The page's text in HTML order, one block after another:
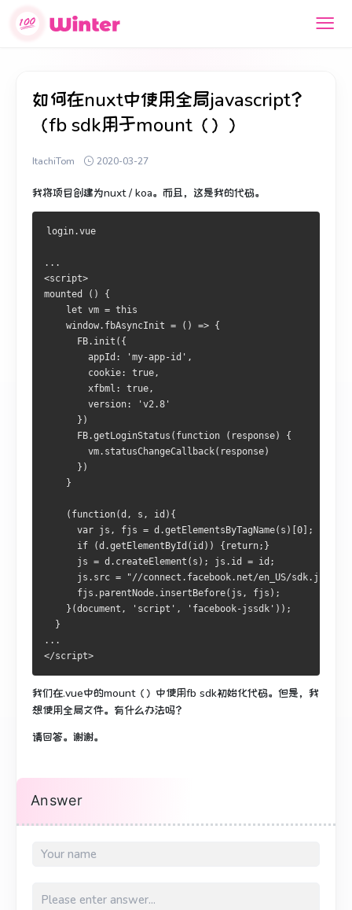
如何在nuxt中使用全局javascript？
（fb sdk用于mount（））
ItachiTom 2020-03-27
我将项目创建为nuxt / koa。 而且，这是我的代码。
login.vue
...
<script>
mounted () {
    let vm = this
    window.fbAsyncInit = () => {
      FB.init({
        appId: 'my-app-id',
        cookie: true,
        xfbml: true,
        version: 'v2.8'
      })
      FB.getLoginStatus(function (response) {
        vm.statusChangeCallback(response)
      })
    }
    (function(d, s, id){
      var js, fjs = d.getElementsByTagName(s)[0];
      if (d.getElementById(id)) {return;}
      js = d.createElement(s); js.id = id;
      js.src = "//connect.facebook.net/en_US/sdk.js";
      fjs.parentNode.insertBefore(js, fjs);
    }(document, 'script', 'facebook-jssdk'));
  }
...
</script>
我们在.vue中的mount（）中使用fb sdk初始化代码。 但是，我
想使用全局文件。 有什么办法吗？
请回答。 谢谢。
Answer